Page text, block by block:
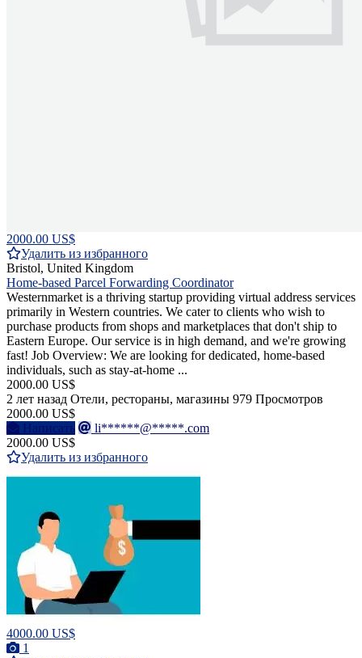
2000.00 US$
Удалить из избранного
Bristol, United Kingdom
Home-based Parcel Forwarding Coordinator
Westernmarket is a thriving startup providing virtual address services
primarily in Western countries. We cater to clients who wish to
purchase products from shops and marketplaces that don't ship to
Eastern Europe. Our service is in high demand, and we're growing
fast! Job Overview: We are looking for dedicated, home-based
individuals, such as stay-at-home ...
2000.00 US$
2 лет назад Отели, рестораны, магазины 979 Просмотров
2000.00 US$
Написать
li******@*****.com
2000.00 US$
Удалить из избранного
4000.00 US$
1